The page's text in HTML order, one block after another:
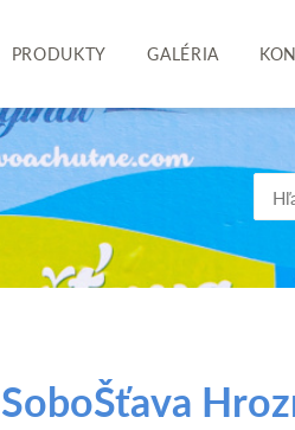
PRODUKTY GALÉRIA
SoboŠťava